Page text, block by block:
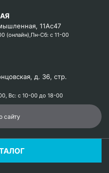
11Ас47
(онлайн),Пн-Сб: с 11-00
д. 36, стр.
Вс: с 10-00 до 18-00